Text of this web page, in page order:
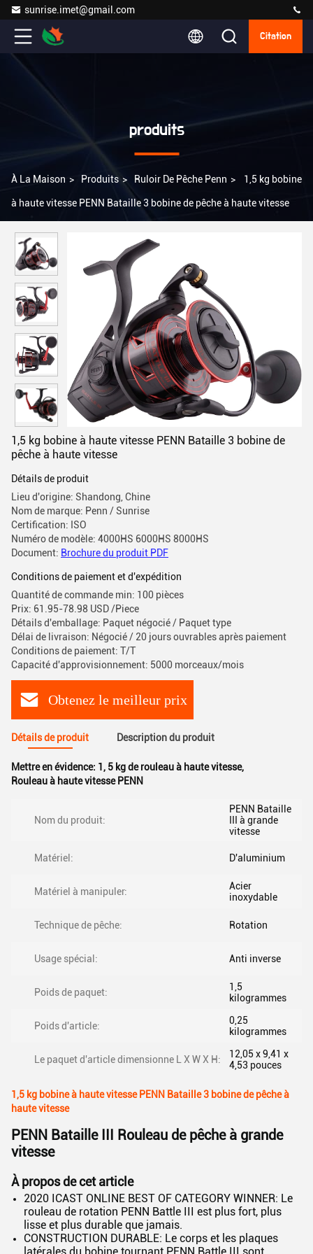
sunrise.imet@gmail.com
Citation
produits
À La Maison > Produits > Ruloir De Pêche Penn > 1,5 kg bobine
à haute vitesse PENN Bataille 3 bobine de pêche à haute vitesse
1,5 kg bobine à haute vitesse PENN Bataille 3 bobine de
pêche à haute vitesse
Détails de produit
Lieu d'origine: Shandong, Chine
Nom de marque: Penn / Sunrise
Certification: ISO
Numéro de modèle: 4000HS 6000HS 8000HS
Document: Brochure du produit PDF
Conditions de paiement et d'expédition
Quantité de commande min: 100 pièces
Prix: 61.95-78.98 USD /Piece
Détails d'emballage: Paquet négocié / Paquet type
Délai de livraison: Négocié / 20 jours ouvrables après paiement
Conditions de paiement: T/T
Capacité d'approvisionnement: 5000 morceaux/mois
Obtenez le meilleur prix
Détails de produit Description du produit
Mettre en évidence: 1 , 5 kg de rouleau à haute vitesse,
Rouleau à haute vitesse PENN
Nom du produit:
PENN Bataille
III à grande
vitesse
Matériel: D'aluminium
Matériel à manipuler:
Acier
inoxydable
Technique de pêche: Rotation
Usage spécial: Anti inverse
Poids de paquet:
1,5
kilogrammes
Poids d'article:
0,25
kilogrammes
Le paquet d'article dimensionne L X W X H:
12,05 x 9,41 x
4,53 pouces
1,5 kg bobine à haute vitesse PENN Bataille 3 bobine de pêche à
haute vitesse
PENN Bataille III Rouleau de pêche à grande
vitesse
À propos de cet article
2020 ICAST ONLINE BEST OF CATEGORY WINNER: Le
rouleau de rotation PENN Battle III est plus fort, plus
lisse et plus durable que jamais.
CONSTRUCTION DURABLE: Le corps et les plaques